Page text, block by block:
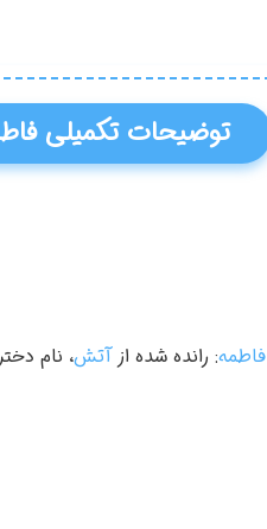
توضیحات تکمیلی
فاطمه: رانده شده ازآتش، نام